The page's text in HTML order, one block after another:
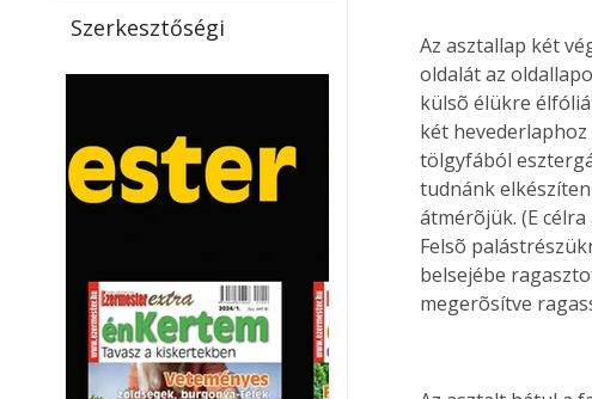
paradicsomot sokszor
gazdasági érettségben, azaz
Utóérik eközben, de nem lesz
olyan ízű, mint amit a saját
kertünkben, biológiai
tárolható h
Szerkesztőségi
Az asztallap két
oldalát az
külsõ élükre
két
tölgyfából
tudnánk
átmérõjük. (E
Felsõ
belsejébe
megerõsítve